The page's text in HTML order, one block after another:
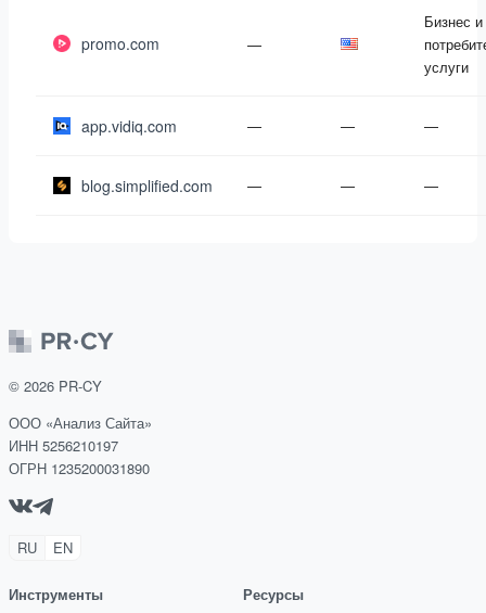
promo.com —
Бизнес и
услуги
app.vidiq.com — — —
blog.simplified.com — — —
© 2026 PR-CY
ООО «Анализ Сайта»
ИНН 5256210197
ОГРН 1235200031890
RU EN
Инструменты
Ресурсы